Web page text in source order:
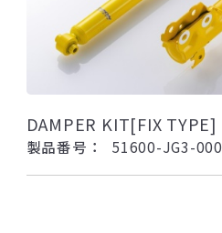
DAMPER KIT[FIX TYPE]
製品番号： 51600-JG3-000